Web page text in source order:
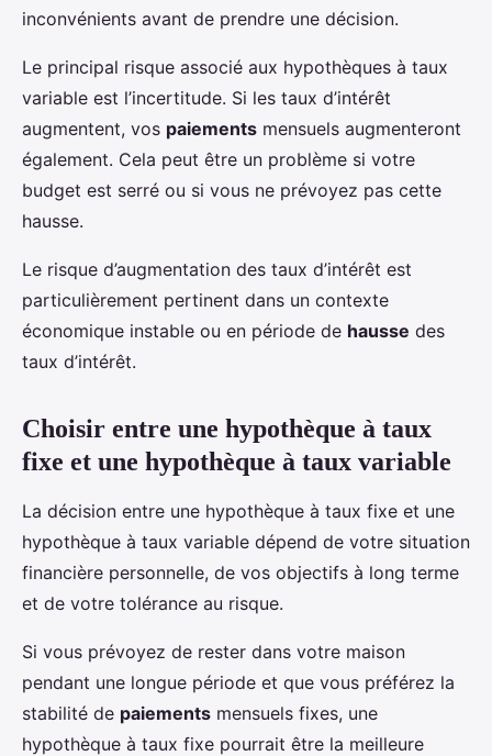
inconvénients avant de prendre une décision.
Le principal risque associé aux hypothèques à taux
variable est l’incertitude. Si les taux d’intérêt
augmentent, vos paiements mensuels augmenteront
également. Cela peut être un problème si votre
budget est serré ou si vous ne prévoyez pas cette
hausse.
Le risque d’augmentation des taux d’intérêt est
particulièrement pertinent dans un contexte
économique instable ou en période de hausse des
taux d’intérêt.
Choisir entre une hypothèque à taux
fixe et une hypothèque à taux variable
La décision entre une hypothèque à taux fixe et une
hypothèque à taux variable dépend de votre situation
financière personnelle, de vos objectifs à long terme
et de votre tolérance au risque.
Si vous prévoyez de rester dans votre maison
pendant une longue période et que vous préférez la
stabilité de paiements mensuels fixes, une
hypothèque à taux fixe pourrait être la meilleure